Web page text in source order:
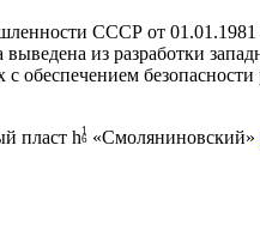
СССР от 01.01.1981
из разработки
безопасности
пласт h 1
6 «Смоляниновский»